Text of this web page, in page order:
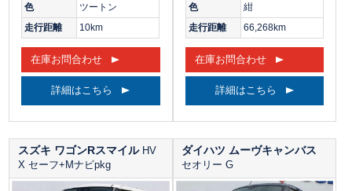
色
ツートン
走行距離
10km
在庫お問合わせ
詳細はこちら
色
紺
走行距離
66,268km
在庫お問合わせ
詳細はこちら
スズキ ワゴンRスマイル HV
X セーフ+Mナビpkg
ダイハツ ムーヴキャンバス
セオリー G